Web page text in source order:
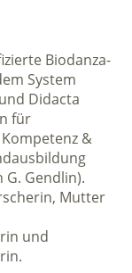
Biodanza-
System
Didacta
für
&
G. Gendlin).
Mutter
und